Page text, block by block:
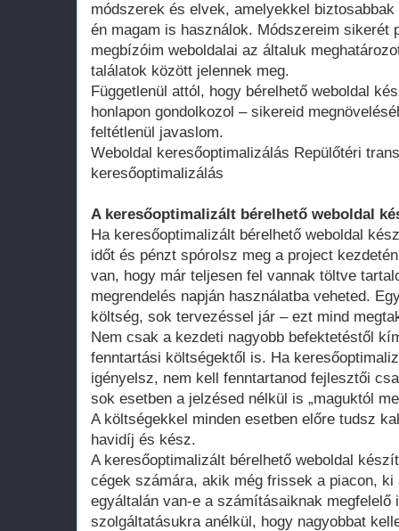
módszerek és elvek, amelyekkel
én magam is használok. Módszereim sikerét
megbízóim weboldalai az általuk
találatok között jelennek meg.
Függetlenül attól, hogy bérelhető weboldal
honlapon gondolkozol – sikereid
feltétlenül javaslom.
Weboldal keresőoptimalizálás Repülőtéri
keresőoptimalizálás
A keresőoptimalizált bérelhető weboldal
Ha keresőoptimalizált bérelhető weboldal
időt és pénzt spórolsz meg a project
van, hogy már teljesen fel vannak töltve
megrendelés napján használatba veheted.
költség, sok tervezéssel jár – ezt mind
Nem csak a kezdeti nagyobb befektetéstől
fenntartási költségektől is. Ha
igényelsz, nem kell fenntartanod fejlesztői
sok esetben a jelzésed nélkül is „maguktól
A költségekkel minden esetben előre tudsz
havidíj és kész.
A keresőoptimalizált bérelhető weboldal
cégek számára, akik még frissek a piacon, ki
egyáltalán van-e a számításaiknak megfelelő
szolgáltatásukra anélkül, hogy nagyobbat